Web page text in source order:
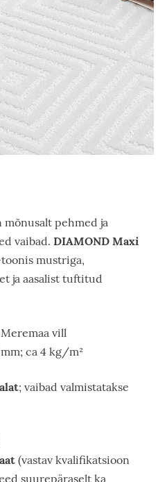
mõnusalt pehmed ja
vaibad. DIAMOND Maxi
mustriga,
ja aasalist tuftitud
vill
mm; ca 4 kg/m²
; vaibad valmistatakse
(vastav kvalifikatsioon
suurepäraselt ka